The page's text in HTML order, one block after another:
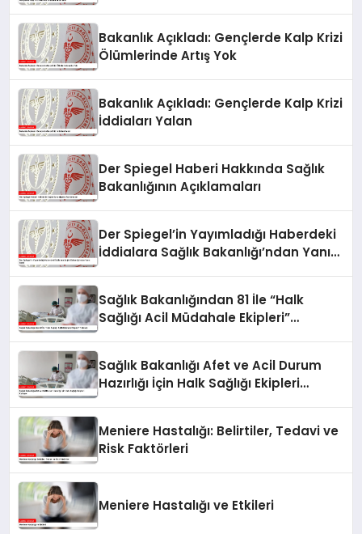
Bakanlık Açıkladı: Gençlerde Kalp Krizi
Ölümlerinde Artış Yok
Bakanlık Açıkladı: Gençlerde Kalp Krizi
İddiaları Yalan
Der Spiegel Haberi Hakkında Sağlık
Bakanlığının Açıklamaları
Der Spiegel’in Yayımladığı Haberdeki
İddialara Sağlık Bakanlığı’ndan Yanıt
Sağlık Bakanlığından 81 İle “Halk
Sağlığı Acil Müdahale Ekipleri”
Sağlık Bakanlığı Afet ve Acil Durum
Hazırlığı İçin Halk Sağlığı Ekipleri
Meniere Hastalığı: Belirtiler, Tedavi ve
Risk Faktörleri
Meniere Hastalığı ve Etkileri